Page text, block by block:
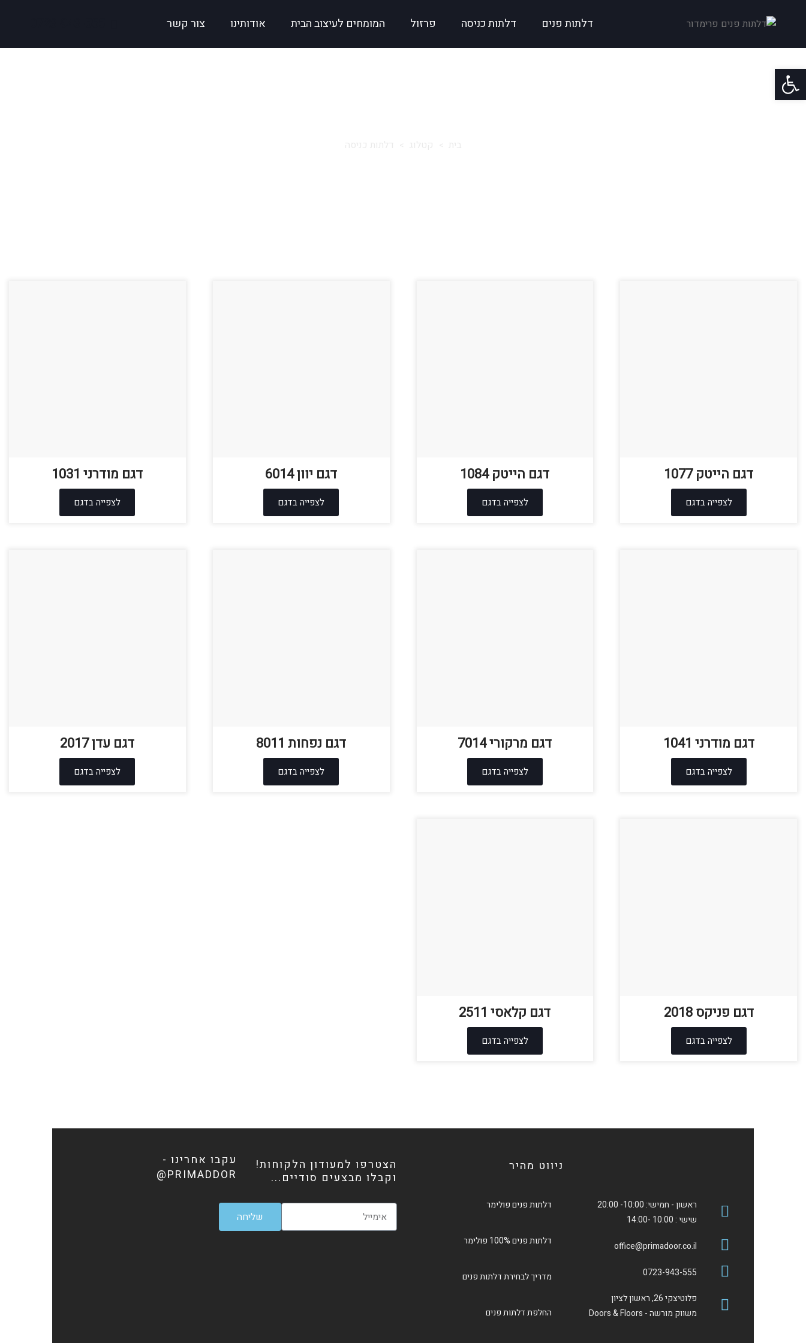
דלתות פנים דלתות כניסה פרזול המומחים לעיצוב הבית אודותינו צור קשר
דגם הייטק 1077
לצפייה בדגם
דגם הייטק 1084
לצפייה בדגם
דגם יוון 6014
לצפייה בדגם
דגם מודרני 1031
לצפייה בדגם
דגם מודרני 1041
לצפייה בדגם
דגם מרקורי 7014
לצפייה בדגם
דגם נפחות 8011
לצפייה בדגם
דגם עדן 2017
לצפייה בדגם
דגם פניקס 2018
לצפייה בדגם
דגם קלאסי 2511
לצפייה בדגם
ראשון - חמישי: 10:00- 20:00
שישי : 10:00 -14:00
office@primadoor.co.il
0723-943-555
פלוטיצקי 26, ראשון לציון
משווק מורשה - Doors & Floors
ניווט מהיר
דלתות פנים פולימר
דלתות פנים 100% פולימר
מדריך לבחירת דלתות פנים
החלפת דלתות פנים
הצטרפו למעודון הלקוחות!
וקבלו מבצעים סודיים...
שליחה
עקבו אחרינו -
PRIMADDOR@
פתח סרגל נגישות